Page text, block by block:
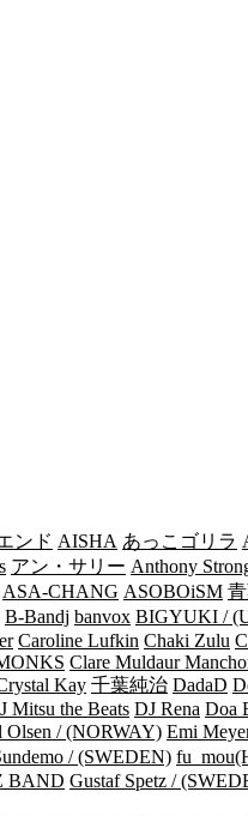
ンド AISHA あっこゴリラ
アン・サリー Anthony
ASA-CHANG ASOBOiSM
B-Bandj banvox BIGYUKI /
Caroline Lufkin Chaki Zulu
Clare Muldaur
Kay 千葉純治 DadaD
Mitsu the Beats DJ Rena Doa
Olsen / (NORWAY) Emi
/ (SWEDEN)
BAND Gustaf Spetz /